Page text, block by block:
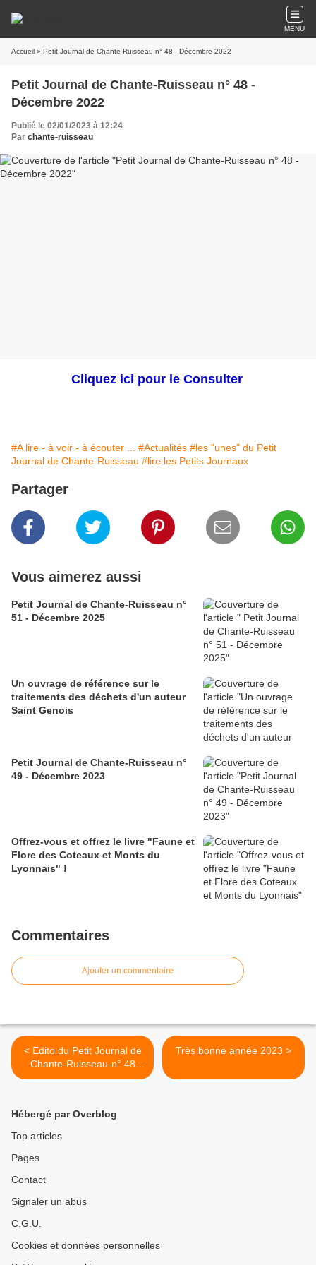
MENU
Accueil » Petit Journal de Chante-Ruisseau n° 48 - Décembre 2022
Petit Journal de Chante-Ruisseau n° 48 -
Décembre 2022
Publié le 02/01/2023 à 12:24
Par chante-ruisseau
Cliquez ici pour le Consulter
#A lire - à voir - à écouter ... #Actualités #les "unes" du Petit
Journal de Chante-Ruisseau #lire les Petits Journaux
Partager
Vous aimerez aussi
Petit Journal de Chante-Ruisseau n°
51 - Décembre 2025
Un ouvrage de référence sur le
traitements des déchets d'un auteur
Saint Genois
Petit Journal de Chante-Ruisseau n°
49 - Décembre 2023
Offrez-vous et offrez le livre "Faune et
Flore des Coteaux et Monts du
Lyonnais" !
Commentaires
Ajouter un commentaire
< Edito du Petit Journal de
Chante-Ruisseau-n° 48
Décembre 2022
Très bonne année 2023 >
Hébergé par Overblog
Top articles
Pages
Contact
Signaler un abus
C.G.U.
Cookies et données personnelles